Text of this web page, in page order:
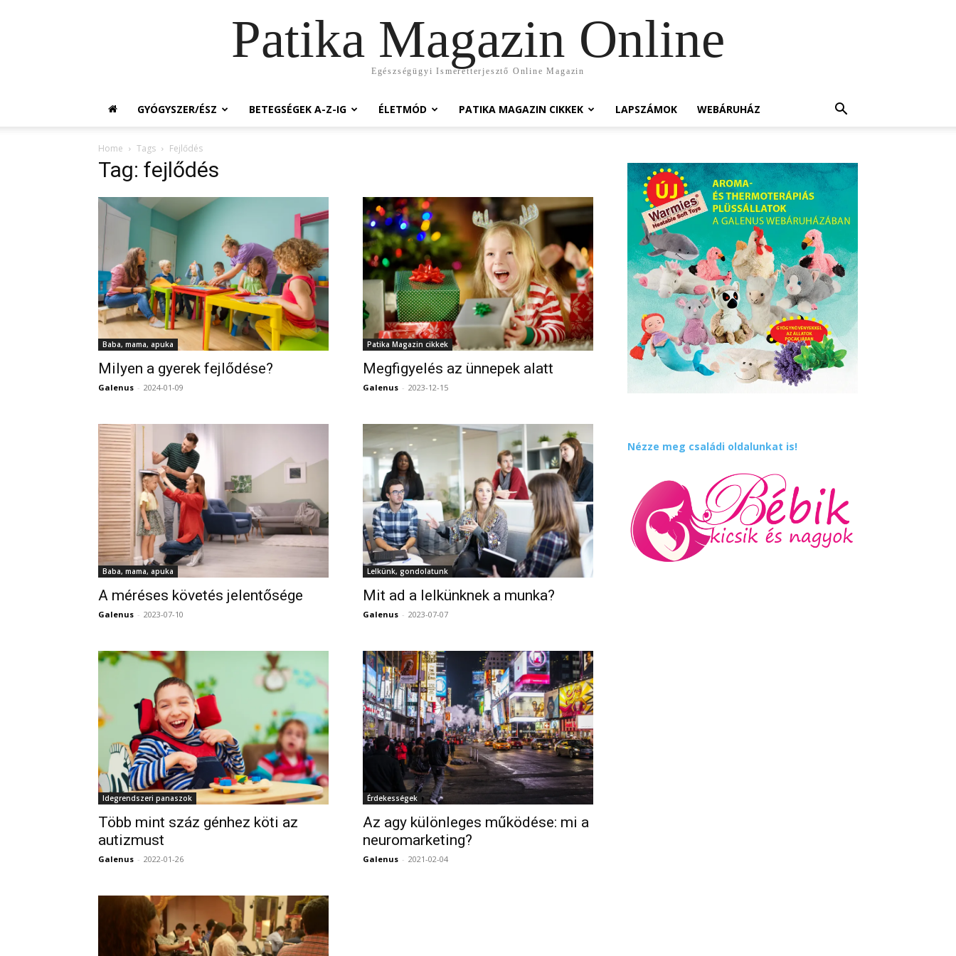
Patika Magazin Online
Egészségügyi Ismeretterjesztő Online Magazin
GYÓGYSZER/ÉSZ BETEGSÉGEK A-Z-IG ÉLETMÓD PATIKA MAGAZIN CIKKEK LAPSZÁMOK WEBÁRUHÁZ
Home Tags Fejlődés
Tag: fejlődés
Baba, mama, apuka
Milyen a gyerek fejlődése?
Galenus - 2024-01-09
Patika Magazin cikkek
Megfigyelés az ünnepek alatt
Galenus - 2023-12-15
Baba, mama, apuka
A méréses követés jelentősége
Galenus - 2023-07-10
Lelkünk, gondolatunk
Mit ad a lelkünknek a munka?
Galenus - 2023-07-07
Idegrendszeri panaszok
Több mint száz génhez köti az
autizmust
Galenus - 2022-01-26
Érdekességek
Az agy különleges működése: mi a
neuromarketing?
Galenus - 2021-02-04
Nézze meg családi oldalunkat is!